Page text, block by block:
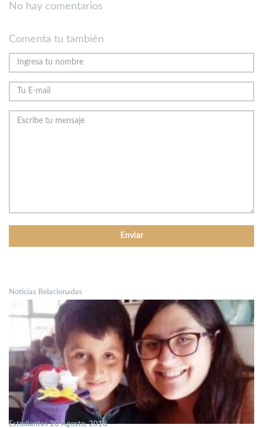
No hay comentarios
Comenta tu también
Noticias Relacionadas
Estudiantes 20 Agosto, 2018